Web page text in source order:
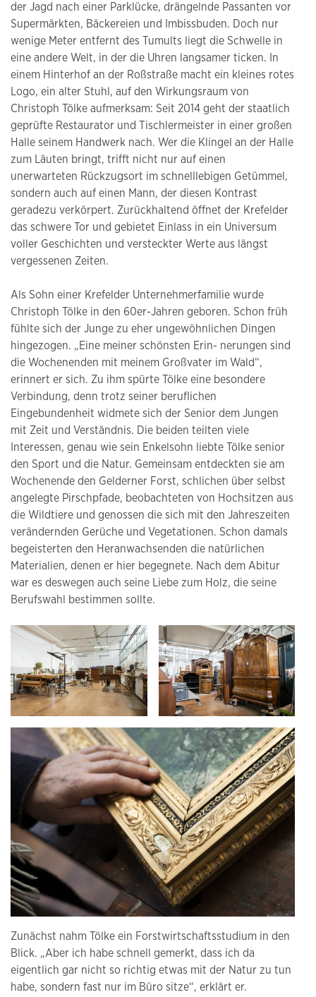
der Jagd nach einer Parklücke, drängelnde Passanten vor
Supermärkten, Bäckereien und Imbissbuden. Doch nur
wenige Meter entfernt des Tumults liegt die Schwelle in
eine andere Welt, in der die Uhren langsamer ticken. In
einem Hinterhof an der Roßstraße macht ein kleines rotes
Logo, ein alter Stuhl, auf den Wirkungsraum von
Christoph Tölke aufmerksam: Seit 2014 geht der staatlich
geprüfte Restaurator und Tischlermeister in einer großen
Halle seinem Handwerk nach. Wer die Klingel an der Halle
zum Läuten bringt, trifft nicht nur auf einen
unerwarteten Rückzugsort im schnelllebigen Getümmel,
sondern auch auf einen Mann, der diesen Kontrast
geradezu verkörpert. Zurückhaltend öffnet der Krefelder
das schwere Tor und gebietet Einlass in ein Universum
voller Geschichten und versteckter Werte aus längst
vergessenen Zeiten.
Als Sohn einer Krefelder Unternehmerfamilie wurde
Christoph Tölke in den 60er-Jahren geboren. Schon früh
fühlte sich der Junge zu eher ungewöhnlichen Dingen
hingezogen. „Eine meiner schönsten Erin- nerungen sind
die Wochenenden mit meinem Großvater im Wald“,
erinnert er sich. Zu ihm spürte Tölke eine besondere
Verbindung, denn trotz seiner beruflichen
Eingebundenheit widmete sich der Senior dem Jungen
mit Zeit und Verständnis. Die beiden teilten viele
Interessen, genau wie sein Enkelsohn liebte Tölke senior
den Sport und die Natur. Gemeinsam entdeckten sie am
Wochenende den Gelderner Forst, schlichen über selbst
angelegte Pirschpfade, beobachteten von Hochsitzen aus
die Wildtiere und genossen die sich mit den Jahreszeiten
verändernden Gerüche und Vegetationen. Schon damals
begeisterten den Heranwachsenden die natürlichen
Materialien, denen er hier begegnete. Nach dem Abitur
war es deswegen auch seine Liebe zum Holz, die seine
Berufswahl bestimmen sollte.
Zunächst nahm Tölke ein Forstwirtschaftsstudium in den
Blick. „Aber ich habe schnell gemerkt, dass ich da
eigentlich gar nicht so richtig etwas mit der Natur zu tun
habe, sondern fast nur im Büro sitze“, erklärt er.